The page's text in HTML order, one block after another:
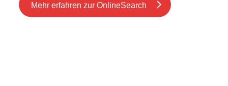
Mehr erfahren zur OnlineSearch